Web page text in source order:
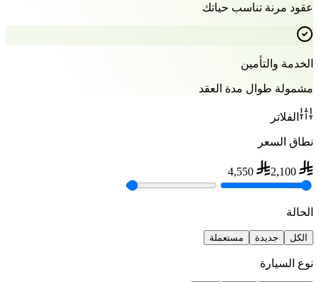
عقود مرنة تناسب حياتك
الخدمة والتأمين
مشمولة طوال مدة العقد
الفلاتر
نطاق السعر
2,100
4,550
الحالة
الكل جديدة مستعملة
نوع السيارة